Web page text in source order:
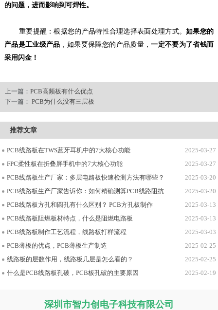
的问题，进而影响到可焊性。
重要提醒：根据您的产品特性合理选择表面处理方式。如果您的
产品是工业级产品 ，如果要保障您的产品质量，一定不要为了省钱而
采用闪金！
上一篇： PCB高频板有什么优点
下一篇： PCB为什么没有三层板
推荐文章
2025-03-27
PCB线路板在TWS蓝牙耳机中的7大核心功能
2025-03-27
FPC柔性板在折叠屏手机中的7大核心功能
2025-03-20
PCB线路板生产厂家：多层电路板快速检测方法有哪些？
2025-03-20
PCB线路板生产厂家告诉你：如何精确测算PCB线路阻抗
2025-03-13
PCB线路板方孔和圆孔有什么区别？ PCB方孔板制作
2025-03-13
PCB线路板阻燃板材特点，什么是阻燃电路板
2025-03-03
PCB线路板制作工艺流程，线路板打样流程
2025-02-25
PCB薄板的优点，PCB薄板生产制造
2025-02-25
线路板的层数作用，线路板几层是怎么看的？
2025-02-19
什么是PCB线路板孔破，PCB板孔破的主要原因
深圳市智力创电子科技有限公司